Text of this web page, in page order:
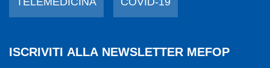
ISCRIVITI ALLA NEWSLETTER MEFOP